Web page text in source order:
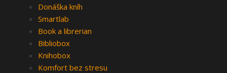
Donáška kníh
Smartlab
Book a librerian
Bibliobox
Knihobox
Komfort bez stresu